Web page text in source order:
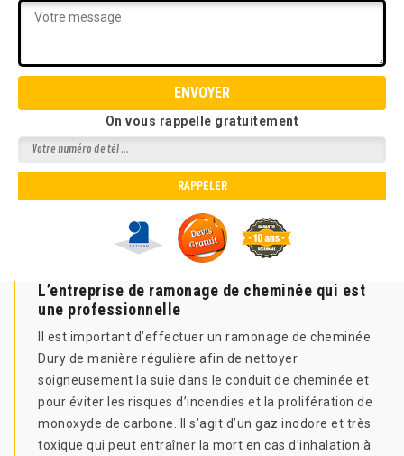
On vous rappelle gratuitement
L’entreprise de ramonage de cheminée qui est
une professionnelle
Il est important d’effectuer un ramonage de cheminée
Dury de manière régulière afin de nettoyer
soigneusement la suie dans le conduit de cheminée et
pour éviter les risques d’incendies et la prolifération de
monoxyde de carbone. Il s’agit d’un gaz inodore et très
toxique qui peut entraîner la mort en cas d’inhalation à